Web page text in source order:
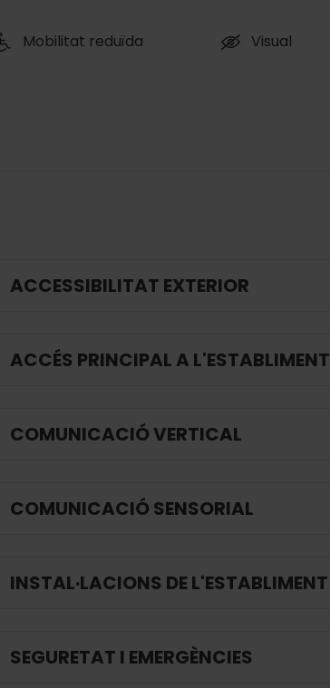
Mobilitat reduïda Visual
ACCESSIBILITAT EXTERIOR
ACCÉS PRINCIPAL A L'ESTABLIMENT
COMUNICACIÓ VERTICAL
COMUNICACIÓ SENSORIAL
INSTAL·LACIONS DE L'ESTABLIMENT
SEGURETAT I EMERGÈNCIES